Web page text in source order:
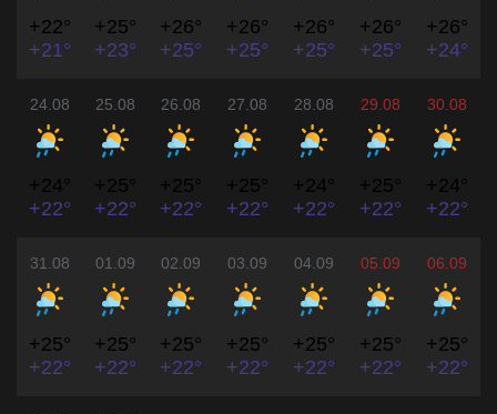
+22°
+21°
+25°
+23°
+26°
+25°
+26°
+25°
+26°
+25°
+26°
+25°
+26°
+24°
24.08
+24°
+22°
25.08
+25°
+22°
26.08
+25°
+22°
27.08
+25°
+22°
28.08
+24°
+22°
29.08
+25°
+22°
30.08
+24°
+22°
31.08
+25°
+22°
01.09
+25°
+22°
02.09
+25°
+22°
03.09
+25°
+22°
04.09
+25°
+22°
05.09
+25°
+22°
06.09
+25°
+22°